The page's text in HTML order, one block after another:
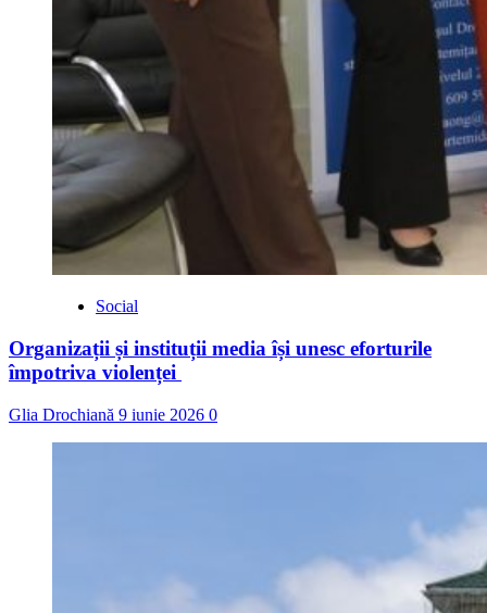
Social
Organizații și instituții media își unesc eforturile
împotriva violenței
Glia Drochiană 9 iunie 2026 0